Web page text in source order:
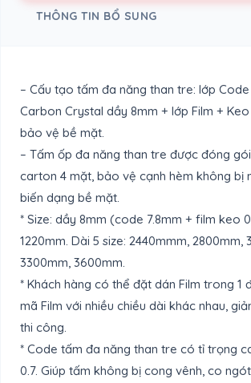
THÔNG TIN BỔ SUNG
– Cấu tạo tấm đa năng than tre: lớp
Carbon Crystal dầy 8mm + lớp Film +
bảo vệ bề mặt.
– Tấm ốp đa năng than tre được đóng
carton 4 mặt, bảo vệ cạnh hèm không bị
biến dạng bề mặt.
* Size: dầy 8mm (code 7.8mm + film keo
1220mm. Dài 5 size: 2440mmm, 2800mm,
3300mm, 3600mm.
* Khách hàng có thể đặt dán Film trong 1
mã Film với nhiều chiều dài khác nhau,
thi công.
* Code tấm đa năng than tre có tỉ trọng
0.7. Giúp tấm không bị cong vênh, co